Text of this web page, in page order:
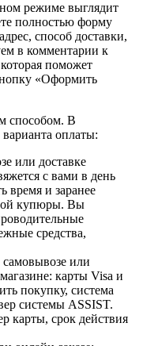
режиме выглядит
полностью форму
способ доставки,
в комментарии к
поможет
«Оформить
способом. В
оплаты:
или доставке
с вами в день
время и заранее
купюры. Вы
средства,
или
карты Visa и
покупку, система
системы ASSIST.
карты, срок действия